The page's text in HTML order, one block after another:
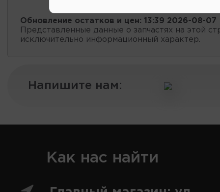
Обновление остатков и цен: 13:39 2026-08-07
Представленные данные о запчастях на этой
исключительно информационный характер.
Напишите нам:
Как нас найти